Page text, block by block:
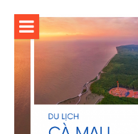
content